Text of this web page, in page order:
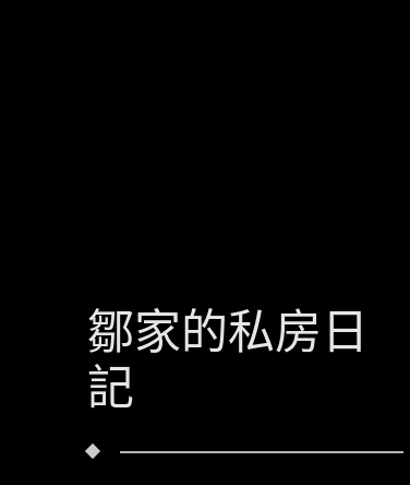
鄒家的私房日
記